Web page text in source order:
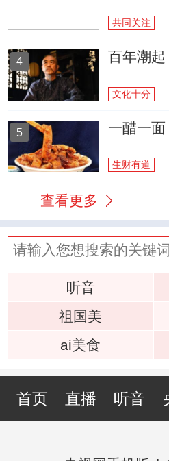
共同关注
4 百年潮
文化十分
5 一醋一面
生财有道
查看更多
听音
祖国美
ai美食
首页 直播 听音